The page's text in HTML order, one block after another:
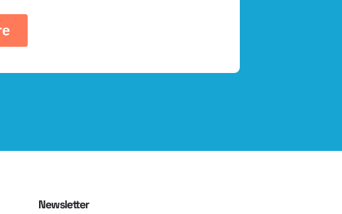
Newsletter